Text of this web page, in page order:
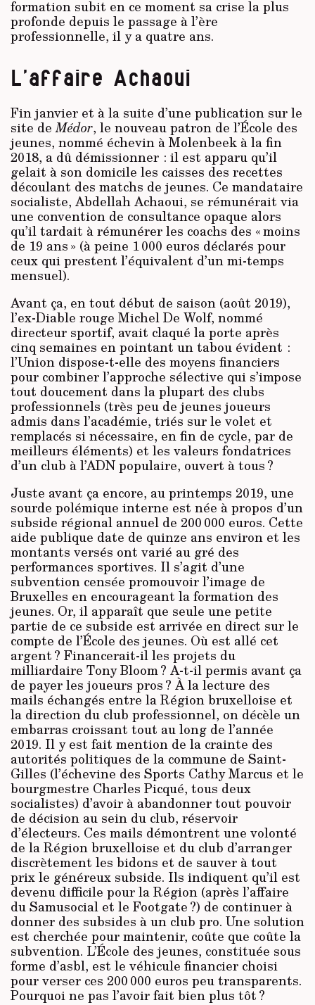
formation subit en ce moment sa crise la plus
profonde depuis le passage à l’ère
professionnelle, il y a quatre ans.
L’affaire Achaoui
Fin janvier et à la suite d’une publication sur le
site deMédor, le nouveau patron de l’École des
jeunes, nommé échevin à Molenbeek à la fin
2018, a dû démissionner : il est apparu qu’il
gelait à son domicile les caisses des recettes
découlant des matchs de jeunes. Ce mandataire
socialiste, Abdellah Achaoui, se rémunérait via
une convention de consultance opaque alors
qu’il tardait à rémunérer les coachs des « moins
de 19 ans » (à peine 1 000 euros déclarés pour
ceux qui prestent l’équivalent d’un mi-temps
mensuel).
Avant ça, en tout début de saison (août 2019),
l’ex-Diable rouge Michel De Wolf, nommé
directeur sportif, avait claqué la porte après
cinq semaines en pointant un tabou évident :
l’Union dispose-t-elle des moyens financiers
pour combiner l’approche sélective qui s’impose
tout doucement dans la plupart des clubs
professionnels (très peu de jeunes joueurs
admis dans l’académie, triés sur le volet et
remplacés si nécessaire, en fin de cycle, par de
meilleurs éléments) et les valeurs fondatrices
d’un club à l’ADN populaire, ouvert à tous ?
Juste avant ça encore, au printemps 2019, une
sourde polémique interne est née à propos d’un
subside régional annuel de 200 000 euros. Cette
aide publique date de quinze ans environ et les
montants versés ont varié au gré des
performances sportives. Il s’agit d’une
subvention censée promouvoir l’image de
Bruxelles en encourageant la formation des
jeunes. Or, il apparaît que seule une petite
partie de ce sub­side est arrivée en direct sur le
compte de l’École des jeunes. Où est allé cet
argent ? Financerait-il les projets du
milliardaire Tony Bloom ? A-t-il permis avant ça
de payer les joueurs pros ? À la lecture des
mails échangés entre la Région bruxelloise et
la direction du club professionnel, on décèle un
embarras croissant tout au long de l’année
2019. Il y est fait mention de la crainte des
autorités politiques de la commune de Saint-
Gilles (l’échevine des Sports Cathy Marcus et le
bourgmestre Charles Picqué, tous deux
socialistes) d’avoir à abandonner tout pouvoir
de décision au sein du club, réservoir
d’électeurs. Ces mails démontrent une volonté
de la Région bruxelloise et du club d’arranger
discrètement les bidons et de sauver à tout
prix le généreux subside. Ils indiquent qu’il est
devenu difficile pour la Région (après l’affaire
du Samusocial et le Footgate ?) de continuer à
donner des subsides à un club pro. Une solution
est cherchée pour maintenir, coûte que coûte la
subvention. L’École des jeunes, constituée sous
forme d’asbl, est le véhicule financier choisi
pour verser ces 200 000 euros peu transparents.
Pourquoi ne pas l’avoir fait bien plus tôt ?